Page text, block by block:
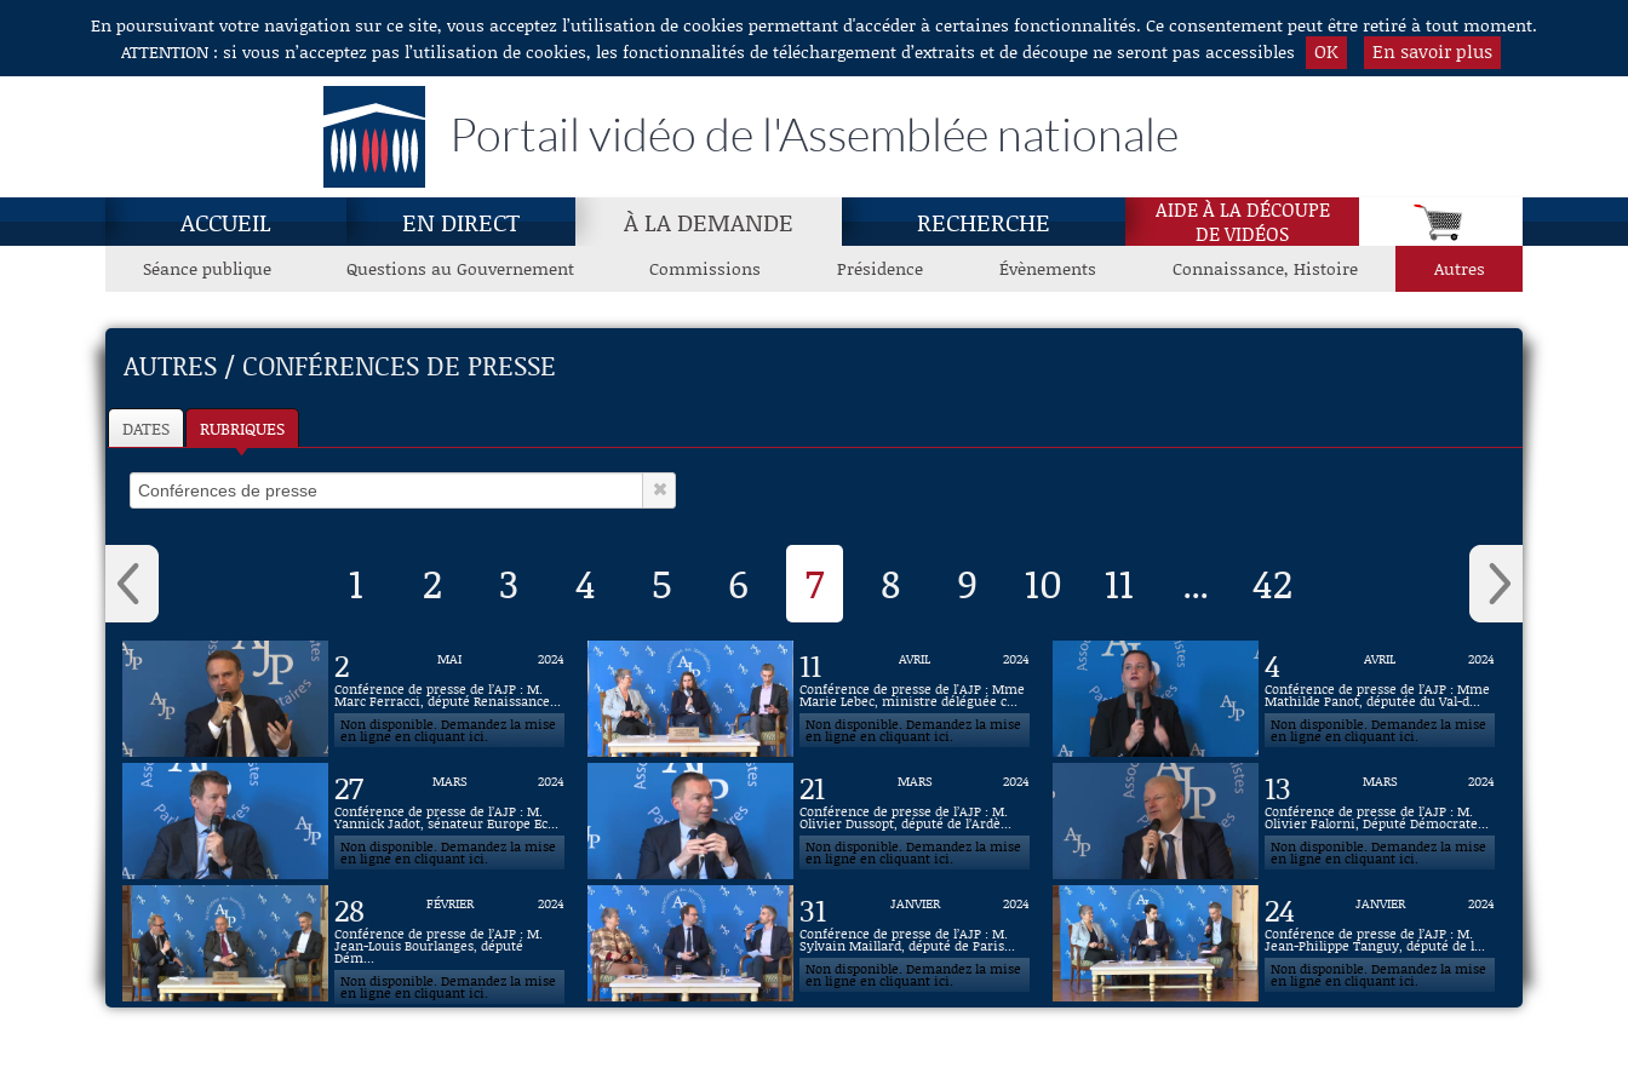
Aller au contenuEn poursuivant votre navigation sur ce site, vous acceptez l’utilisation de cookies permettant d'accéder à certaines fonctionnalités. Ce consentement peut être retiré à tout moment.
ATTENTION : si vous n’acceptez pas l’utilisation de cookies, les fonctionnalités de téléchargement d’extraits et de découpe ne seront pas accessibles
OK En savoir plus
Portail vidéo de l'Assemblée nationale
ACCUEIL EN DIRECT À LA DEMANDE RECHERCHE
AIDE À LA DÉCOUPE
DE VIDÉOS
Séance publique Questions au Gouvernement Commissions Présidence Évènements Connaissance, Histoire Autres
AUTRES / CONFÉRENCES DE PRESSE
DATES RUBRIQUES
1 2 3 4 5 6 7 8 9 10 11 ... 42
2 MAI
2024
Conférence de presse de l’AJP : M.
Marc Ferracci, député Renaissance...
Non disponible. Demandez la mise
en ligne en cliquant ici.
11 AVRIL
2024
Conférence de presse de l'AJP : Mme
Marie Lebec, ministre déléguée c...
Non disponible. Demandez la mise
en ligne en cliquant ici.
4 AVRIL
2024
Conférence de presse de l’AJP : Mme
Mathilde Panot, députée du Val-d...
Non disponible. Demandez la mise
en ligne en cliquant ici.
27 MARS
2024
Conférence de presse de l’AJP : M.
Yannick Jadot, sénateur Europe Ec...
Non disponible. Demandez la mise
en ligne en cliquant ici.
21 MARS
2024
Conférence de presse de l’AJP : M.
Olivier Dussopt, député de l’Ardè...
Non disponible. Demandez la mise
en ligne en cliquant ici.
13 MARS
2024
Conférence de presse de l’AJP : M.
Olivier Falorni, Député Démocrate...
Non disponible. Demandez la mise
en ligne en cliquant ici.
28 FÉVRIER
2024
Conférence de presse de l’AJP : M.
Jean-Louis Bourlanges, député
Dém...
Non disponible. Demandez la mise
en ligne en cliquant ici.
31 JANVIER
2024
Conférence de presse de l’AJP : M.
Sylvain Maillard, député de Paris...
Non disponible. Demandez la mise
en ligne en cliquant ici.
24 JANVIER
2024
Conférence de presse de l’AJP : M.
Jean-Philippe Tanguy, député de l...
Non disponible. Demandez la mise
en ligne en cliquant ici.